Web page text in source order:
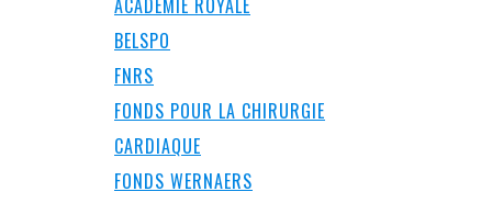
ACADÉMIE ROYALE
BELSPO
FNRS
FONDS POUR LA CHIRURGIE
CARDIAQUE
FONDS WERNAERS